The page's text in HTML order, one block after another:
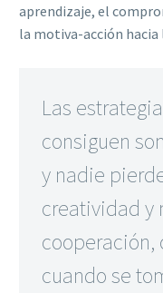
aprendizaje, el
la motiva-acción
Las
consiguen
y nadie
creatividad y
cooperación,
cuando se